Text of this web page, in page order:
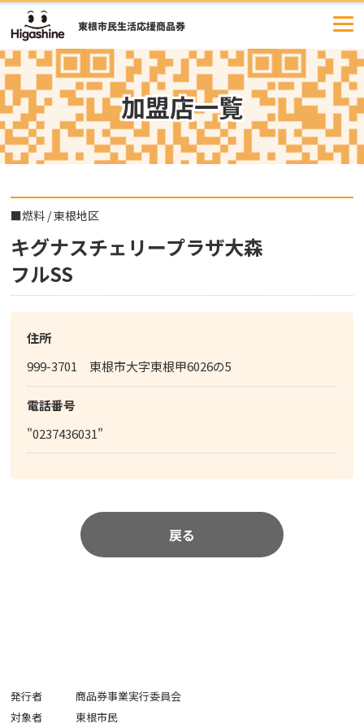
コ
ン
テ
ン
ツ
へ
ス
キ
ッ
加盟店一覧
■燃料 /東根地区
キグナスチェリープラザ大森
フルSS
住所
999-3701 東根市大字東根甲6026の5
電話番号
"0237436031"
戻る
発行者
商品券事業実行委員会
対象者
東根市民